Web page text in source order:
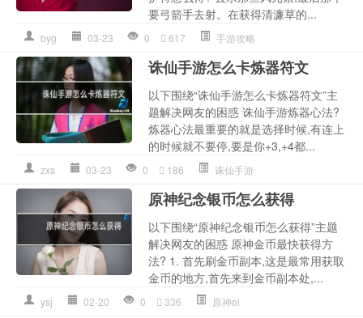
要弓箭手去射。在获得清濂草的...
byg 03-23 0 617 手游攻略
诛仙手游怎么卡炼器符文
以下围绕“诛仙手游怎么卡炼器符文”主
题解决网友的困惑 诛仙手游炼器心法?
炼器心法最重要的就是选择时候,有连上
的时候就不要停,要是你+3,+4都...
zxs 03-23 0 186 诛仙手游
原神纪念银币怎么获得
以下围绕“原神纪念银币怎么获得”主题
解决网友的困惑 原神金币最快获得方
法? 1. 首先刷金币副本,这是最常用获取
金币的地方,首先来到金币副本处,...
ysj 02-20 0 336 原神ol